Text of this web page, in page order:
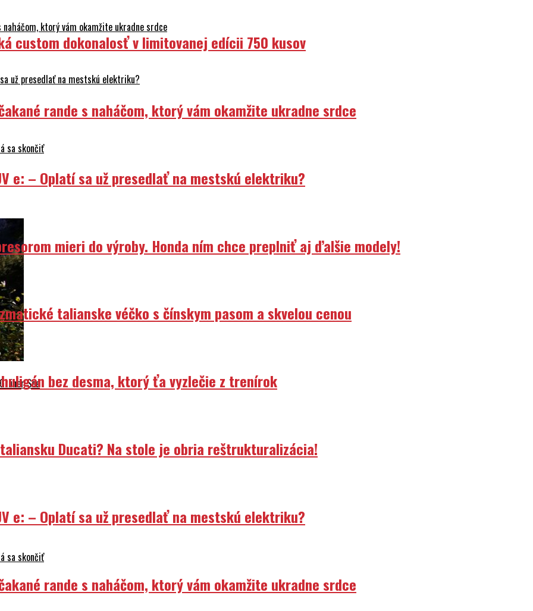
ktorý vám okamžite ukradne srdce
sa už presedlať na mestskú elektriku?
sa skončiť
See
sa skončiť
custom dokonalosť v limitovanej edícii 750 kusov
rande s naháčom, ktorý vám okamžite ukradne srdce
e: – Oplatí sa už presedlať na mestskú elektriku?
mieri do výroby. Honda ním chce preplniť aj ďalšie modely!
talianske véčko s čínskym pasom a skvelou cenou
bez desma, ktorý ťa vyzlečie z trenírok
taliansku Ducati? Na stole je obria reštrukturalizácia!
e: – Oplatí sa už presedlať na mestskú elektriku?
rande s naháčom, ktorý vám okamžite ukradne srdce